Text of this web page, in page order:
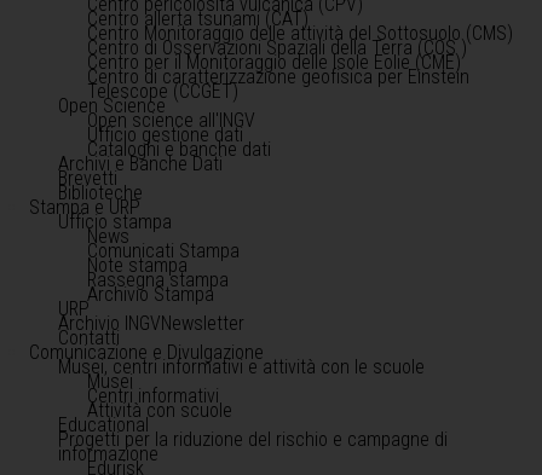
Centro allerta tsunami (CAT)
Centro Monitoraggio delle attività del Sottosuolo (CMS)
Centro di Osservazioni Spaziali della Terra (COS )
Centro per il Monitoraggio delle Isole Eolie (CME)
Centro di caratterizzazione geofisica per Einstein
Telescope (CCGET)
Open Science
Open science all'INGV
Ufficio gestione dati
Cataloghi e banche dati
Archivi e Banche Dati
Brevetti
Biblioteche
Stampa e URP
Ufficio stampa
News
Comunicati Stampa
Note stampa
Rassegna stampa
Archivio Stampa
URP
Archivio INGVNewsletter
Contatti
Comunicazione e Divulgazione
Musei, centri informativi e attività con le scuole
Musei
Centri informativi
Attività con scuole
Educational
Progetti per la riduzione del rischio e campagne di
informazione
Edurisk